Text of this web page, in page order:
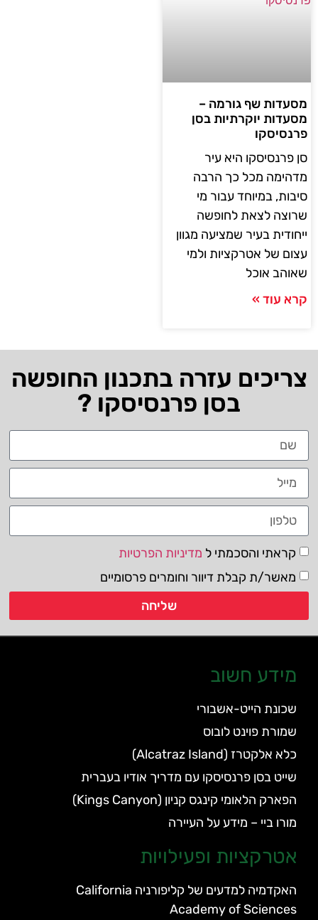
מסעדות שף גורמה –
מסעדות יוקרתיות בסן
פרנסיסקו
סן פרנסיסקו היא עיר
מדהימה מכל כך הרבה
סיבות, במיוחד עבור מי
שרוצה לצאת לחופשה
ייחודית בעיר שמציעה מגוון
עצום של אטרקציות ולמי
שאוהב אוכל
קרא עוד »
צריכים עזרה בתכנון החופשה
בסן פרנסיסקו ?
קראתי והסכמתי ל מדיניות הפרטיות
מאשר/ת קבלת דיוור וחומרים פרסומיים
שליחה
מידע חשוב
שכונת הייט-אשבורי
שמורת פוינט לובוס
כלא אלקטרז (Alcatraz Island)
שייט בסן פרנסיסקו עם מדריך אודיו בעברית
הפארק הלאומי קינגס קניון (Kings Canyon)
מורו ביי – מידע על העיירה
אטרקציות ופעילויות
האקדמיה למדעים של קליפורניה California
Academy of Sciences